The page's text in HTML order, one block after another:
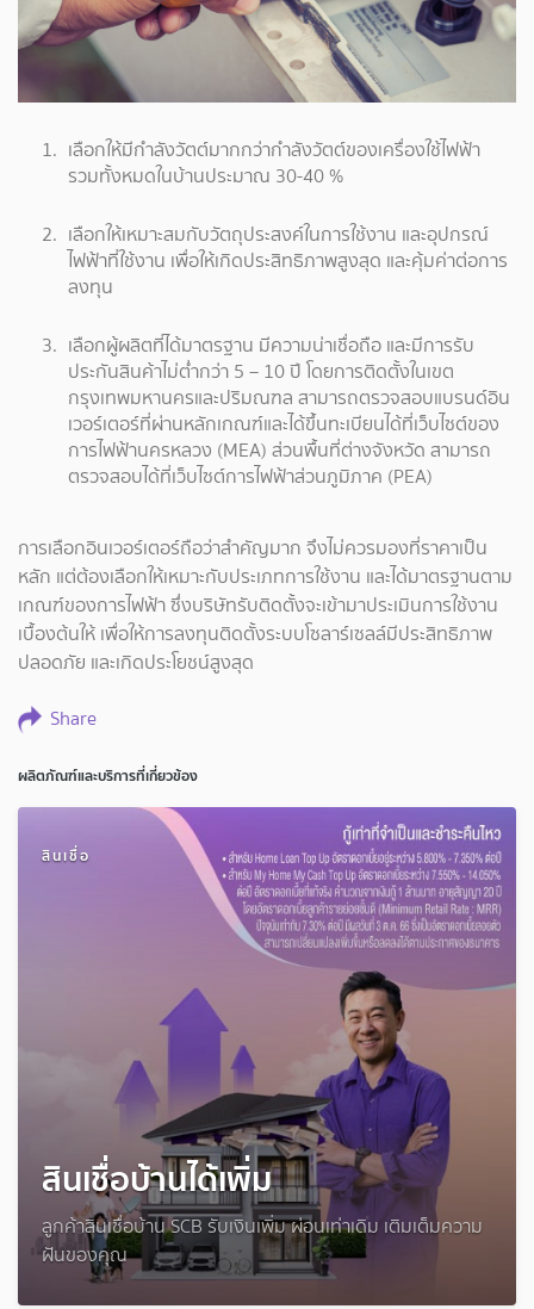
เลือกให้มีกำลังวัตต์มากกว่ากำลังวัตต์ของเครื่องใช้ไฟฟ้า
รวมทั้งหมดในบ้านประมาณ 30-40 %
เลือกให้เหมาะสมกับวัตถุประสงค์ในการใช้งาน และอุปกรณ์
ไฟฟ้าที่ใช้งาน เพื่อให้เกิดประสิทธิภาพสูงสุด และคุ้มค่าต่อการ
ลงทุน
เลือกผู้ผลิตที่ได้มาตรฐาน มีความน่าเชื่อถือ และมีการรับ
ประกันสินค้าไม่ต่ำกว่า 5 – 10 ปี โดยการติดตั้งในเขต
กรุงเทพมหานครและปริมณฑล สามารถตรวจสอบแบรนด์อิน
เวอร์เตอร์ที่ผ่านหลักเกณฑ์และได้ขึ้นทะเบียนได้ที่เว็บไซต์ของ
การไฟฟ้านครหลวง (MEA) ส่วนพื้นที่ต่างจังหวัด สามารถ
ตรวจสอบได้ที่เว็บไซต์การไฟฟ้าส่วนภูมิภาค (PEA)
การเลือกอินเวอร์เตอร์ถือว่าสำคัญมาก จึงไม่ควรมองที่ราคาเป็น
หลัก แต่ต้องเลือกให้เหมาะกับประเภทการใช้งาน และได้มาตรฐานตาม
เกณฑ์ของการไฟฟ้า ซึ่งบริษัทรับติดตั้งจะเข้ามาประเมินการใช้งาน
เบื้องต้นให้ เพื่อให้การลงทุนติดตั้งระบบโซลาร์เซลล์มีประสิทธิภาพ
ปลอดภัย และเกิดประโยชน์สูงสุด
Share
ผลิตภัณฑ์และบริการที่เกี่ยวข้อง
สินเชื่อ
สินเชื่อบ้านได้เพิ่ม
ลูกค้าสินเชื่อบ้าน SCB รับเงินเพิ่ม ผ่อนเท่าเดิม เติมเต็มความ
ฝันของคุณ